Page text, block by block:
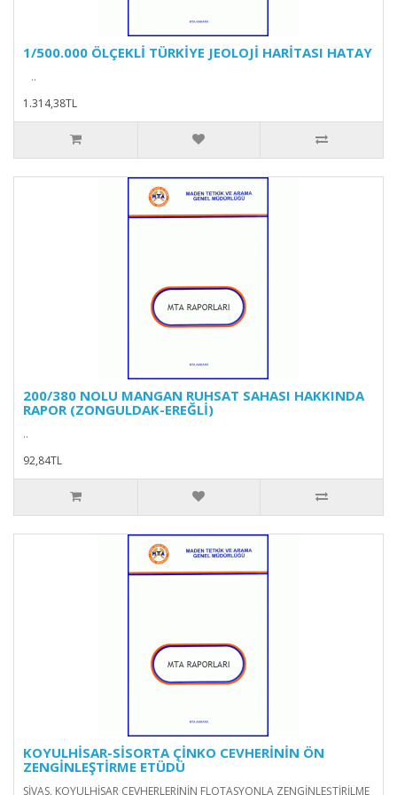
1/500.000 ÖLÇEKLİ TÜRKİYE JEOLOJİ HARİTASI HATAY
..
1.314,38TL
200/380 NOLU MANGAN RUHSAT SAHASI HAKKINDA
RAPOR (ZONGULDAK-EREĞLİ)
..
92,84TL
KOYULHİSAR-SİSORTA ÇİNKO CEVHERİNİN ÖN
ZENGİNLEŞTİRME ETÜDÜ
SİVAS, KOYULHİSAR CEVHERLERİNİN FLOTASYONLA ZENGİNLEŞTİRİLME